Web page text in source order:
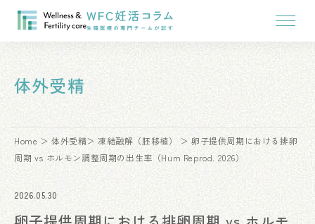
体外受精
Home 体外受精 凍結融解（胚移植）
卵子提供周期における排卵
周期 vs ホルモン調整周期の出生率（Hum Reprod. 2026）
2026.05.30